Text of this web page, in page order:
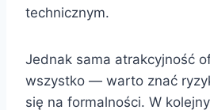
technicznym.
Jednak sama atrakcyjność
wszystko — warto znać
się na formalności. W